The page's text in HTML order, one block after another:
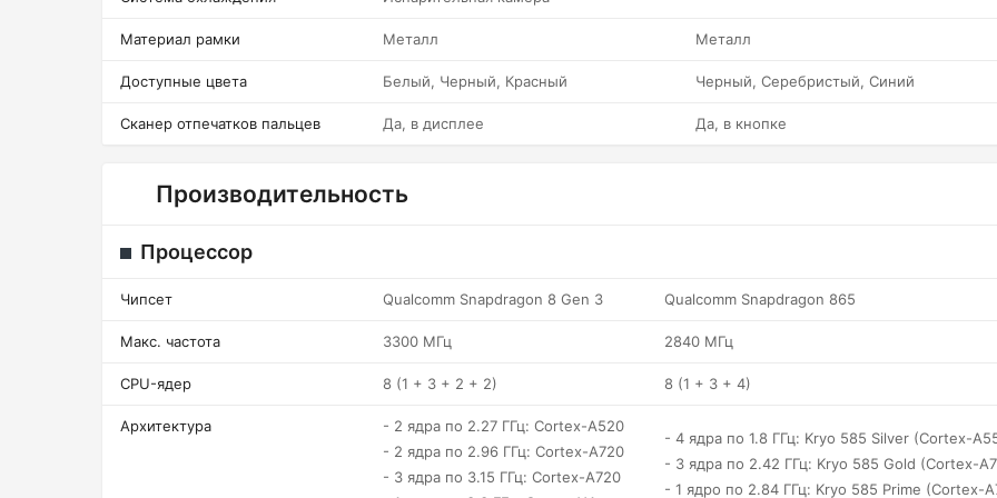
Материал рамки Металл Металл
Доступные цвета Белый, Черный, Красный Черный, Серебристый, Синий
Сканер отпечатков пальцев Да, в дисплее Да, в кнопке
Производительность
Процессор
Чипсет Qualcomm Snapdragon 8 Gen 3 Qualcomm Snapdragon 865
Макс. частота 3300 МГц 2840 МГц
CPU-ядер 8 (1 + 3 + 2 + 2) 8 (1 + 3 + 4)
Архитектура
- 2 ядра по 2.27 ГГц: Cortex-A520
- 2 ядра по 2.96 ГГц: Cortex-A720
- 3 ядра по 3.15 ГГц: Cortex-A720
- 4 ядра по 1.8 ГГц: Kryo 585 Silver (Cortex-
- 3 ядра по 2.42 ГГц: Kryo 585 Gold (Cortex-
- 1 ядро по 2.84 ГГц: Kryo 585 Prime (Cortex-